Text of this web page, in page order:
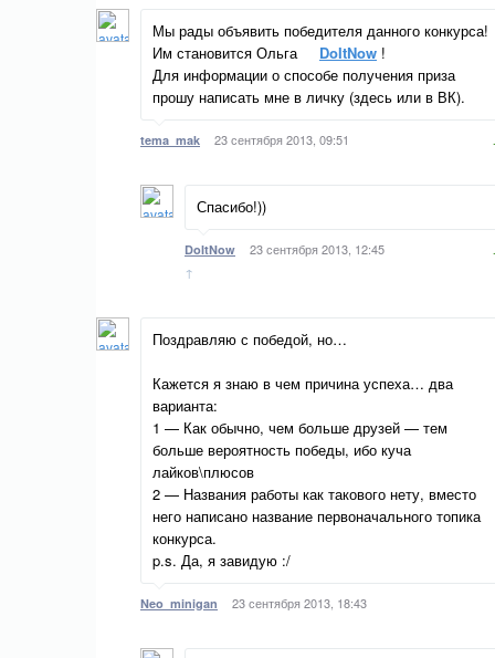
Мы рады объявить победителя данного конкурса!
Им становится Ольга
DoItNow !
Для информации о способе получения приза
прошу написать мне в личку (здесь или в ВК).
tema_mak 23 сентября 2013, 09:51
Спасибо!))
DoItNow 23 сентября 2013, 12:45
↑
Поздравляю с победой, но…
Кажется я знаю в чем причина успеха… два
варианта:
1 — Как обычно, чем больше друзей — тем
больше вероятность победы, ибо куча
лайков\плюсов
2 — Названия работы как такового нету, вместо
него написано название первоначального топика
конкурса.
p.s. Да, я завидую :/
Neo_minigan 23 сентября 2013, 18:43